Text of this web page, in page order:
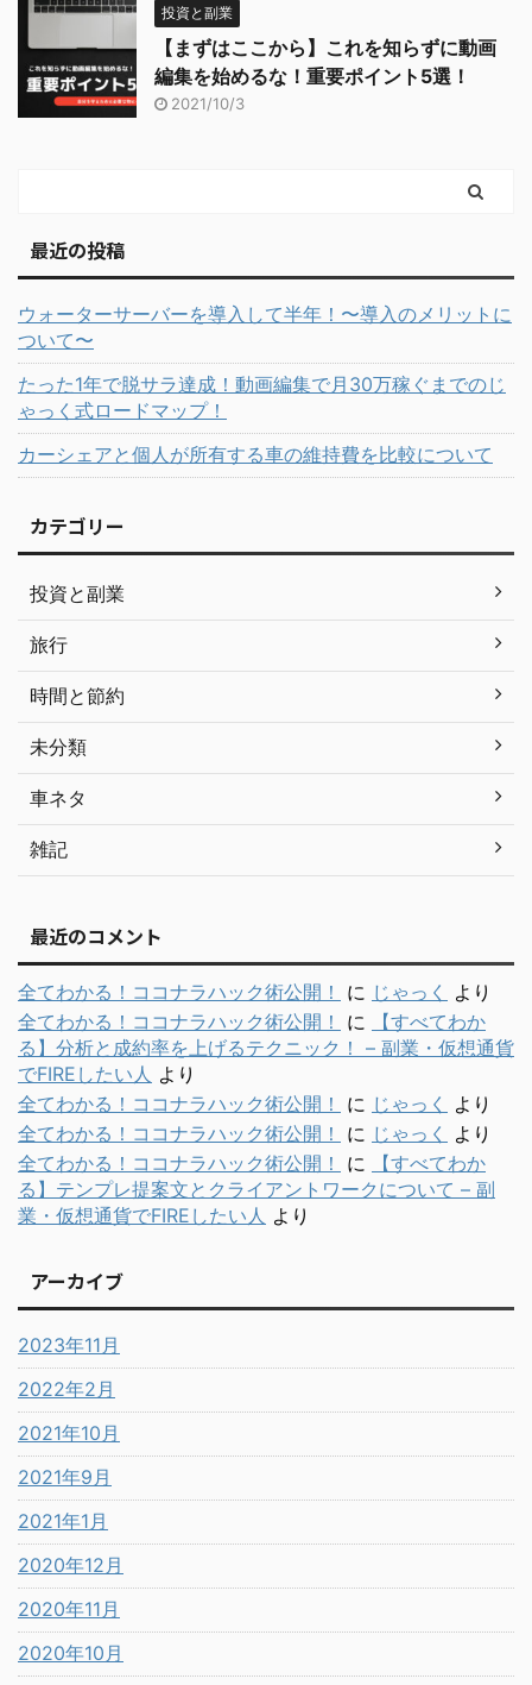
投資と副業
【まずはここから】これを知らずに動画
編集を始めるな！重要ポイント5選！
2021/10/3
最近の投稿
ウォーターサーバーを導入して半年！〜導入のメリットに
ついて〜
たった1年で脱サラ達成！動画編集で月30万稼ぐまでのじ
ゃっく式ロードマップ！
カーシェアと個人が所有する車の維持費を比較について
カテゴリー
投資と副業
旅行
時間と節約
未分類
車ネタ
雑記
最近のコメント
全てわかる！ココナラハック術公開！ に じゃっく
より
全てわかる！ココナラハック術公開！
に
【すべてわか
る】分析と成約率を上げるテクニック！ – 副業・仮想通貨
でFIREしたい人 より
全てわかる！ココナラハック術公開！
に じゃっく
より
全てわかる！ココナラハック術公開！
に じゃっく
より
全てわかる！ココナラハック術公開！
に
【すべてわか
る】テンプレ提案文とクライアントワークについて – 副
業・仮想通貨でFIREしたい人 より
アーカイブ
2023年11月
2022年2月
2021年10月
2021年9月
2021年1月
2020年12月
2020年11月
2020年10月